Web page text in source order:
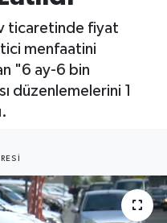
ticaretinde fiyat
menfaatini
"6 ay-6 bin
düzenlemelerini 1